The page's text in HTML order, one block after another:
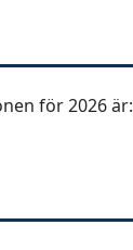
för 2026 är: